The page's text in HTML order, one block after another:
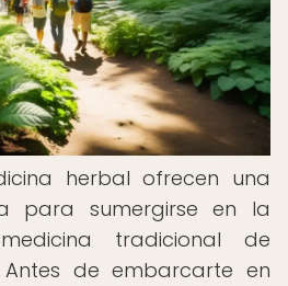
herbal ofrecen una
para sumergirse en la
tradicional de
Antes de embarcarte en